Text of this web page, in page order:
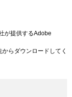
が提供するAdobe
らダウンロードしてく